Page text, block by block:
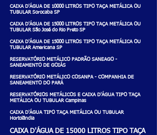
CAIXA D'ÁGUA DE 10000 LITROS TIPO TAÇA METÁLICA OU
TUBULAR Sorocaba SP
CAIXA D'ÁGUA DE 15000 LITROS TIPO TAÇA METÁLICA OU
TUBULAR São José do Rio Preto SP
CAIXA D'ÁGUA DE 15000 LITROS TIPO TAÇA METÁLICA OU
TUBULAR Americana SP
RESERVATÓRIO METÁLICO PADRÃO SANEAGO -
SANEAMENTO DE GOIÁS
RESERVATÓRIO METÁLICO COSANPA - COMPANHIA DE
SANEAMENTO DO PARÁ
RESERVATÓRIOS METÁLICOS E CAIXA D'ÁGUA TIPO TAÇA
METÁLICA OU TUBULAR Campinas
CAIXA D'ÁGUA TIPO TAÇA METÁLICA OU TUBULAR
Hortolândia
CAIXA D'ÁGUA DE 15000 LITROS TIPO TAÇA